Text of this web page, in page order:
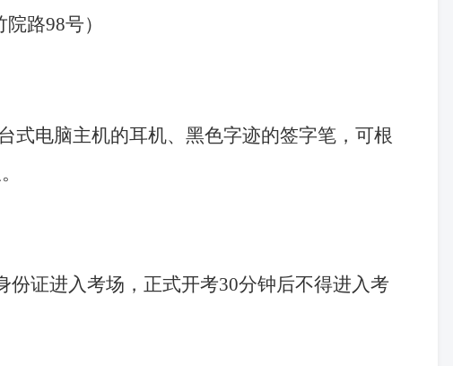
98号）
式电脑主机的耳机、黑色字迹的签字笔，可根
份证进入考场，正式开考30分钟后不得进入考